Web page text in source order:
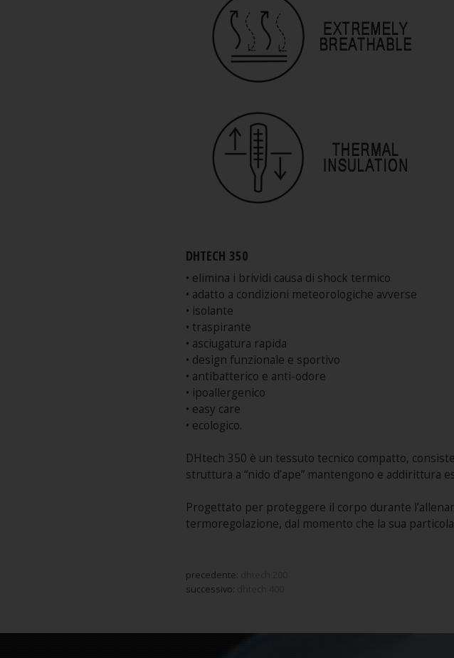
DHTECH 350
• elimina i brividi causa di shock termico
• adatto a condizioni meteorologiche avverse
• isolante
• traspirante
• asciugatura rapida
• design funzionale e sportivo
• antibatterico e anti-odore
• ipoallergenico
• easy care
• ecologico.
DHtech 350 è un tessuto tecnico compatto,
struttura a “nido d’ape” mantengono e addirittura
Progettato per proteggere il corpo durante
termoregolazione, dal momento che la sua
precedente:
successivo: